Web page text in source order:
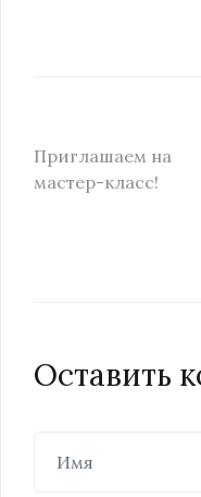
Приглашаем на
мастер-класс!
Оставить